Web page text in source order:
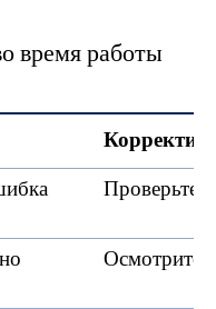
время работы
Проверьте
Осмотрите